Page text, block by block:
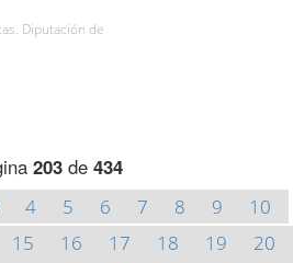
Diputación de
203de 434
4 5 6 7 8 9
10
15 16 17 18 19
20